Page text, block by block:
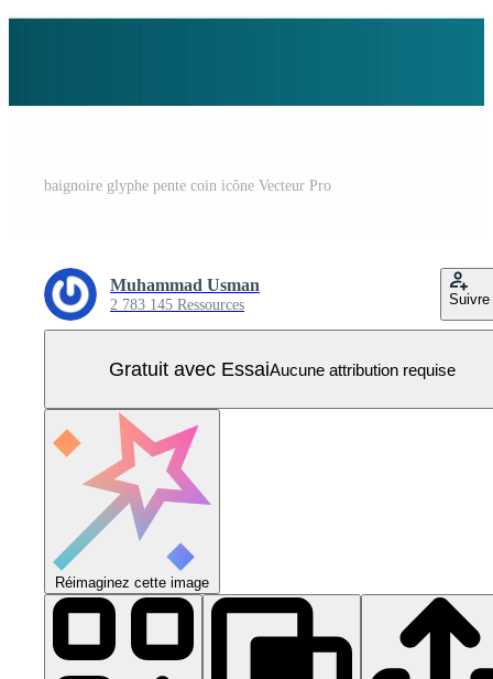
baignoire glyphe pente coin icône Vecteur Pro
Muhammad Usman
2 783 145 Ressources Suivre
Gratuit avec EssaiAucune attribution requise
Réimaginez cette image